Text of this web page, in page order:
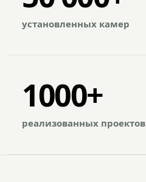
установленных камер
1000+
реализованных проектов